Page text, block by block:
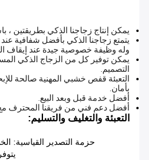
يمكن إنتاج زجاجنا الذكي بطريقتين ،
يتمتع زجاجنا الذكي بأفضل شفافية
وله وظيفة خصوصية جيدة عند إيقاف
يمكن توفير كل من الزجاج الذكي
التصميم.
بأمان.
أفضل خدمة قبل وبعد البيع.
أفضل دعم فني من فريقنا المحترف
التعبئة والتغليف والتسليم:
حزمة التصدير القياسية: